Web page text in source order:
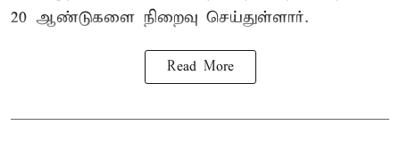
20 ஆண்டுகளை நிறைவு செய்துள்ளார்.
Read More